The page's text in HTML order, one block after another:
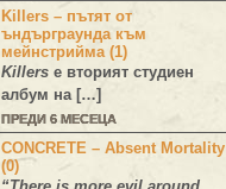
Killers – пътят от
ъндърграунда към
мейнстрийма (1)
Killers е вторият студиен
албум на […]
ПРЕДИ 6 МЕСЕЦА
CONCRETE – Absent Mortality
(0)